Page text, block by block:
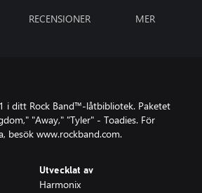
RECENSIONER MER
i ditt Rock Band™-låtbibliotek. Paketet
"Away," "Tyler" - Toadies. För
besök www.rockband.com.
Utvecklat av
Harmonix